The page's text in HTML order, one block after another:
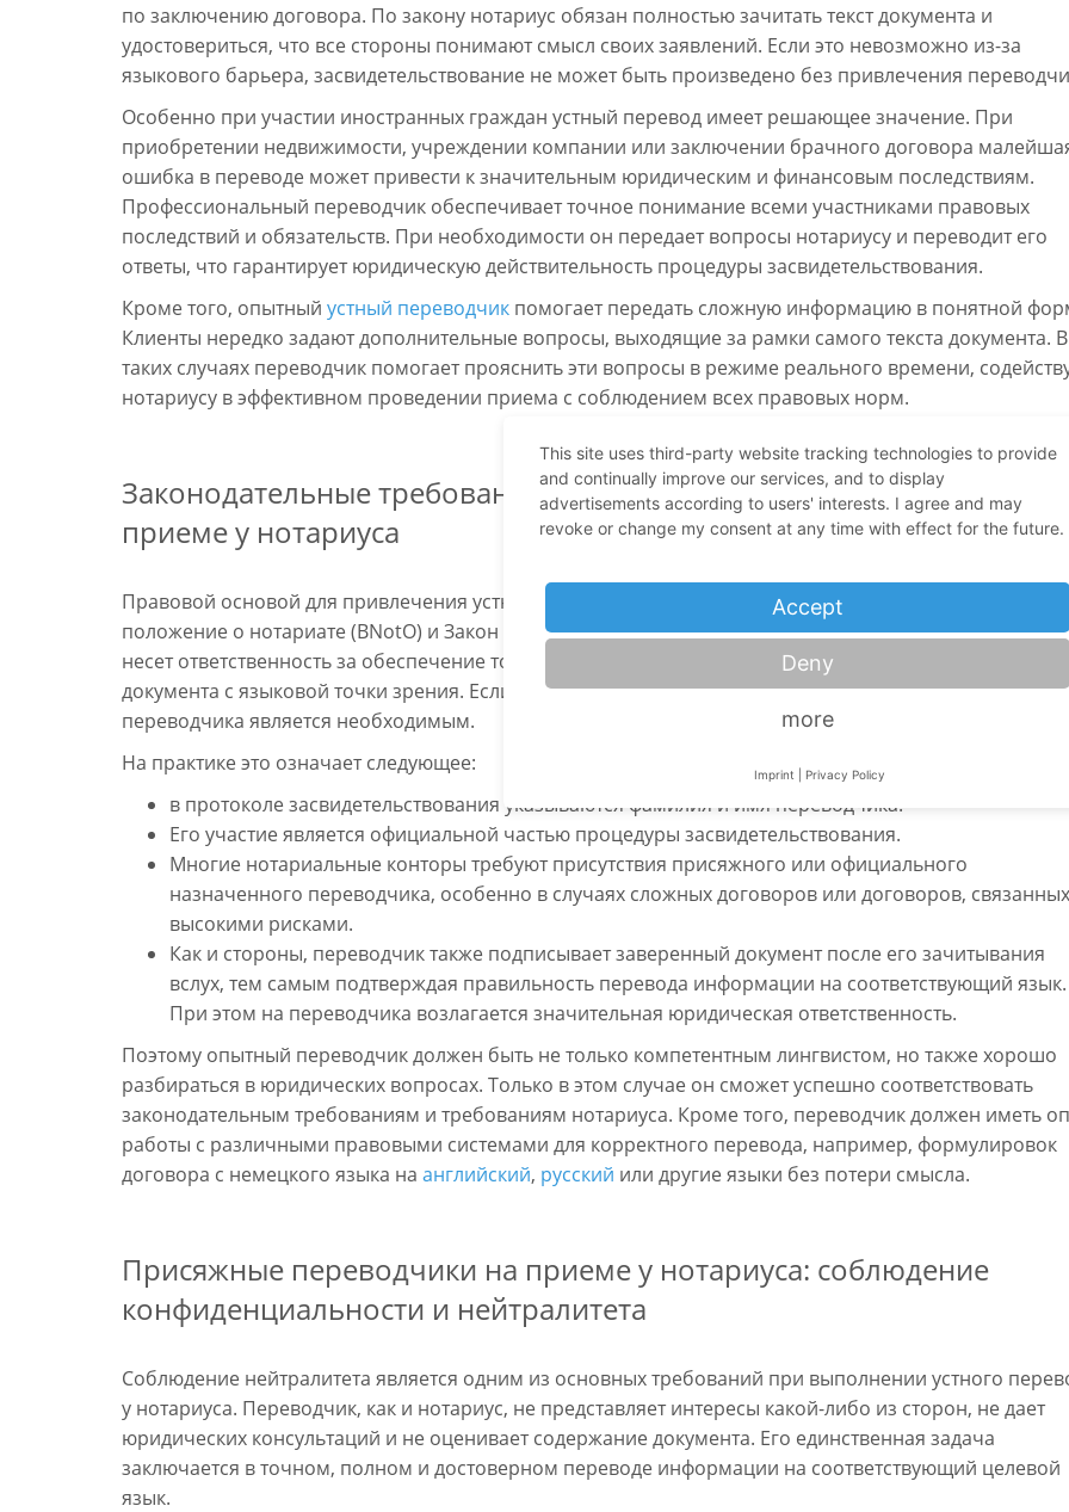
по заключению договора. По закону нотариус обязан полностью зачитать текст документа и
удостовериться, что все стороны понимают смысл своих заявлений. Если это невозможно из-за
языкового барьера, засвидетельствование не может быть произведено без привлечения
Особенно при участии иностранных граждан устный перевод имеет решающее значение. При
приобретении недвижимости, учреждении компании или заключении брачного договора
ошибка в переводе может привести к значительным юридическим и финансовым последствиям.
Профессиональный переводчик обеспечивает точное понимание всеми участниками правовых
последствий и обязательств. При необходимости он передает вопросы нотариусу и переводит его
ответы, что гарантирует юридическую действительность процедуры засвидетельствования.
Кроме того, опытный устный переводчик помогает передать сложную информацию в понятной
Клиенты нередко задают дополнительные вопросы, выходящие за рамки самого текста документа. В
таких случаях переводчик помогает прояснить эти вопросы в режиме реального времени,
нотариусу в эффективном проведении приема с соблюдением всех правовых норм.
Законодательные требования к деятельности переводчиков на
приеме у нотариуса
Правовой основой для привлечения устного переводчика являются, в частности, Федеральное
положение о нотариате (BNotO) и Закон о нотариальном засвидетельствовании (BeurkG). Нотариус
несет ответственность за обеспечение того, чтобы все стороны полностью понимали содержание
документа с языковой точки зрения. Если это условие не выполняется, присутствие устного
переводчика является необходимым.
На практике это означает следующее:
в протоколе засвидетельствования указываются фамилия и имя переводчика.
Его участие является официальной частью процедуры засвидетельствования.
Многие нотариальные конторы требуют присутствия присяжного или официального
назначенного переводчика, особенно в случаях сложных договоров или договоров,
высокими рисками.
Как и стороны, переводчик также подписывает заверенный документ после его зачитывания
вслух, тем самым подтверждая правильность перевода информации на соответствующий язык.
При этом на переводчика возлагается значительная юридическая ответственность.
Поэтому опытный переводчик должен быть не только компетентным лингвистом, но также хорошо
разбираться в юридических вопросах. Только в этом случае он сможет успешно соответствовать
законодательным требованиям и требованиям нотариуса. Кроме того, переводчик должен иметь
работы с различными правовыми системами для корректного перевода, например, формулировок
договора с немецкого языка на английский, русский или другие языки без потери смысла.
Присяжные переводчики на приеме у нотариуса: соблюдение
конфиденциальности и нейтралитета
Соблюдение нейтралитета является одним из основных требований при выполнении устного
у нотариуса. Переводчик, как и нотариус, не представляет интересы какой-либо из сторон, не дает
юридических консультаций и не оценивает содержание документа. Его единственная задача
заключается в точном, полном и достоверном переводе информации на соответствующий целевой
язык.
This site uses third-party website tracking technologies to provide
and continually improve our services, and to display
advertisements according to users' interests. I agree and may
revoke or change my consent at any time with effect for the future.
Accept
Deny
more
Imprint Privacy Policy